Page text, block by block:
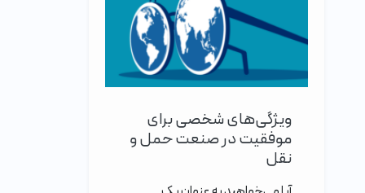
ویژگی‌های شخصی برای
موفقیت در صنعت حمل و
نقل